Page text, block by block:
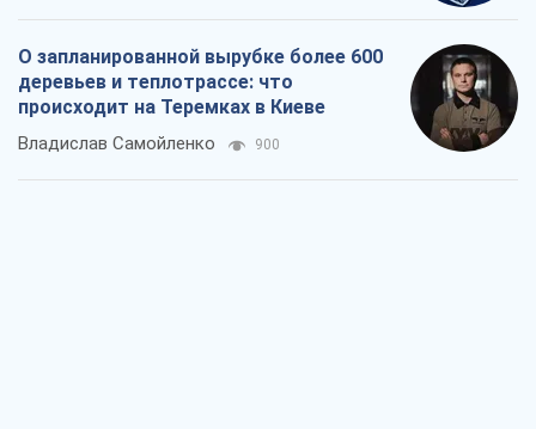
О запланированной вырубке более 600
деревьев и теплотрассе: что
происходит на Теремках в Киеве
Владислав Самойленко 900